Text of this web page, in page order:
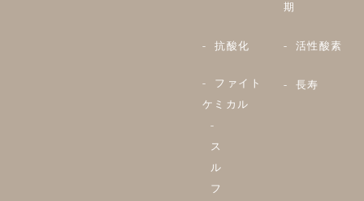
期
抗酸化 活性酸素
ファイト
ケミカル
ス
ル
フ
長寿